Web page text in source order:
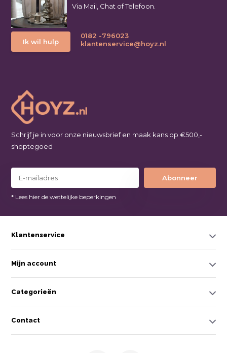
Via Mail, Chat of Telefoon.
Ik wil hulp
0182 -796023
klantenservice@hoyz.nl
Schrijf je in voor onze nieuwsbrief en maak kans op €500,-
shoptegoed
Abonneer
* Lees hier de wettelijke beperkingen
Klantenservice
Mijn account
Categorieën
Contact